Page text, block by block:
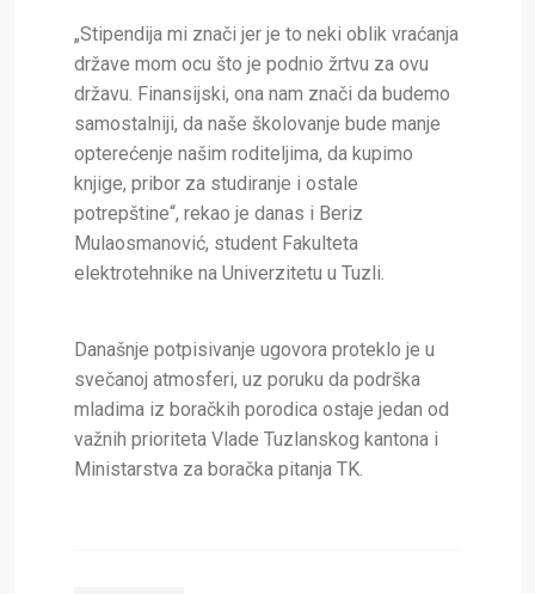
„Stipendija mi znači jer je to neki oblik vraćanja
države mom ocu što je podnio žrtvu za ovu
državu. Finansijski, ona nam znači da budemo
samostalniji, da naše školovanje bude manje
opterećenje našim roditeljima, da kupimo
knjige, pribor za studiranje i ostale
potrepštine“, rekao je danas i Beriz
Mulaosmanović, student Fakulteta
elektrotehnike na Univerzitetu u Tuzli.
Današnje potpisivanje ugovora proteklo je u
svečanoj atmosferi, uz poruku da podrška
mladima iz boračkih porodica ostaje jedan od
važnih prioriteta Vlade Tuzlanskog kantona i
Ministarstva za boračka pitanja TK.